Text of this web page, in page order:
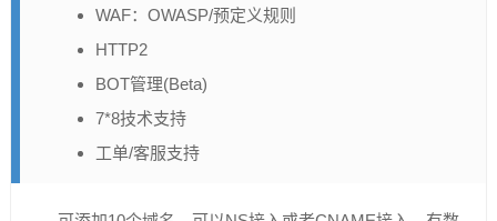
WAF：OWASP/预定义规则
HTTP2
BOT管理(Beta)
7*8技术支持
工单/客服支持